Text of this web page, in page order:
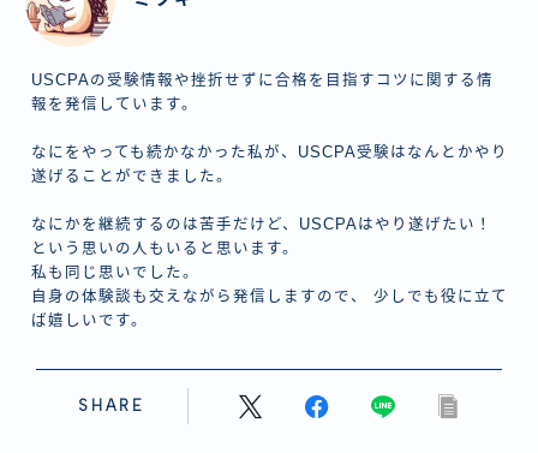
USCPAの受験情報や挫折せずに合格を目指すコツに関する情
報を発信しています。
なにをやっても続かなかった私が、USCPA受験はなんとかやり
遂げることができました。
なにかを継続するのは苦手だけど、USCPAはやり遂げたい！
という思いの人もいると思います。
私も同じ思いでした。
自身の体験談も交えながら発信しますので、 少しでも役に立て
ば嬉しいです。
SHARE